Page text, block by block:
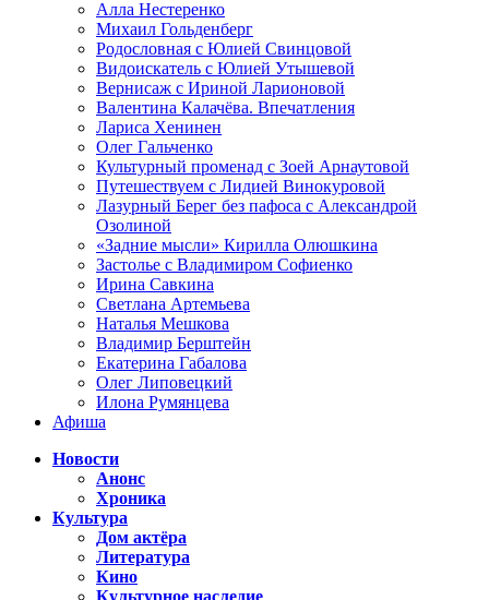
Алла Нестеренко
Михаил Гольденберг
Родословная с Юлией Свинцовой
Видоискатель с Юлией Утышевой
Вернисаж с Ириной Ларионовой
Валентина Калачёва. Впечатления
Лариса Хенинен
Олег Гальченко
Культурный променад с Зоей Арнаутовой
Путешествуем с Лидией Винокуровой
Лазурный Берег без пафоса с Александрой
Озолиной
«Задние мысли» Кирилла Олюшкина
Застолье с Владимиром Софиенко
Ирина Савкина
Светлана Артемьева
Наталья Мешкова
Владимир Берштейн
Екатерина Габалова
Олег Липовецкий
Илона Румянцева
Афиша
Новости
Анонс
Хроника
Культура
Дом актёра
Литература
Кино